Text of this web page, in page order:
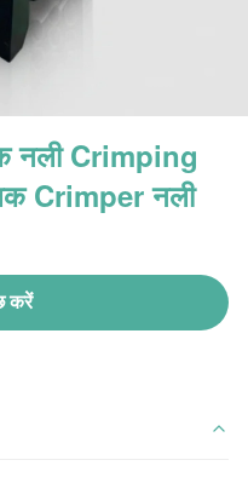
नली Crimping
Crimper नली
करें